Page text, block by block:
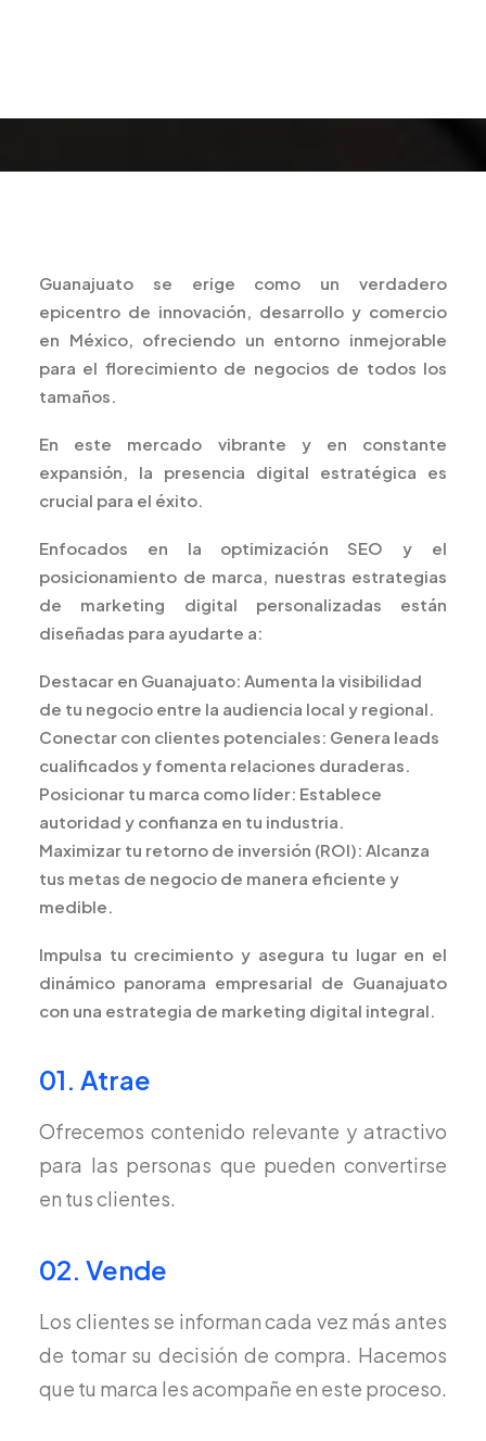
Guanajuato se erige como un verdadero
epicentro de innovación, desarrollo y comercio
en México, ofreciendo un entorno inmejorable
para el florecimiento de negocios de todos los
tamaños.
En este mercado vibrante y en constante
expansión, la presencia digital estratégica es
crucial para el éxito.
Enfocados en la optimización SEO y el
posicionamiento de marca, nuestras estrategias
de marketing digital personalizadas están
diseñadas para ayudarte a:
Destacar en Guanajuato: Aumenta la visibilidad
de tu negocio entre la audiencia local y regional.
Conectar con clientes potenciales: Genera leads
cualificados y fomenta relaciones duraderas.
Posicionar tu marca como líder: Establece
autoridad y confianza en tu industria.
Maximizar tu retorno de inversión (ROI): Alcanza
tus metas de negocio de manera eficiente y
medible.
Impulsa tu crecimiento y asegura tu lugar en el
dinámico panorama empresarial de Guanajuato
con una estrategia de marketing digital integral.
01. Atrae
Ofrecemos contenido relevante y atractivo
para las personas que pueden convertirse
en tus clientes.
02. Vende
Los clientes se informan cada vez más antes
de tomar su decisión de compra. Hacemos
que tu marca les acompañe en este proceso.